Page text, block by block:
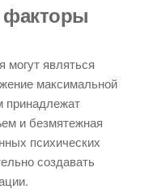
могут являться
максимальной
принадлежат
и безмятежная
психических
создавать